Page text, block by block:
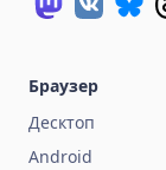
Браузер
Десктоп
Android